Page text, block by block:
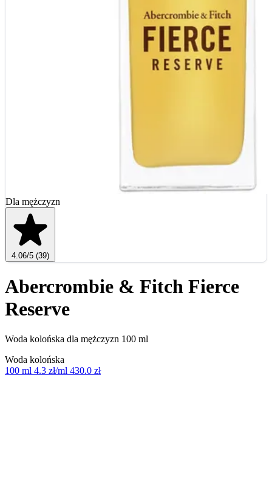
Dla mężczyzn
4.06/5 (39)
Abercrombie & Fitch Fierce
Reserve
Woda kolońska dla mężczyzn 100 ml
Woda kolońska
100 ml 4.3 zł/ml 430.0 zł